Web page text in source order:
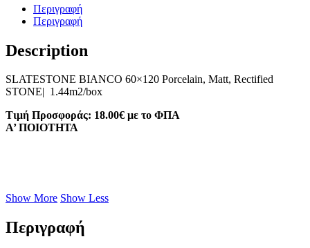
Περιγραφή
Περιγραφή
Description
SLATESTONE BIANCO 60×120 Porcelain, Matt, Rectified
STONE| 1.44m2/box
Τιμή Προσφοράς: 18.00€ με το ΦΠΑ
A’ ΠΟΙΟΤΗΤΑ
Show More Show Less
Περιγραφή